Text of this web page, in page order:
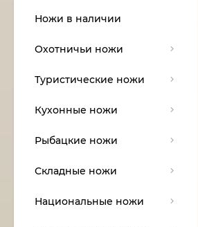
Ножи в наличии
Охотничьи ножи
Туристические ножи
Кухонные ножи
Рыбацкие ножи
Складные ножи
Национальные ножи